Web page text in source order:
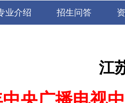
业介绍 招生问答
江